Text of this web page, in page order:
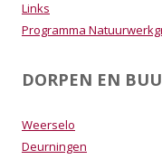
Links
Programma
DORPEN EN
Weerselo
Deurningen